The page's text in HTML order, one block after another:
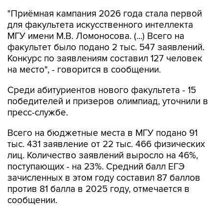
"Приёмная кампания 2026 года стала первой
для факультета искусственного интеллекта
МГУ имени М.В. Ломоносова. (...) Всего на
факультет было подано 2 тыс. 547 заявлений.
Конкурс по заявлениям составил 127 человек
на место", - говорится в сообщении.
Среди абитуриентов нового факультета - 15
победителей и призеров олимпиад, уточнили в
пресс-службе.
Всего на бюджетные места в МГУ подано 91
тыс. 431 заявление от 22 тыс. 466 физических
лиц. Количество заявлений выросло на 46%,
поступающих - на 23%. Средний балл ЕГЭ
зачисленных в этом году составил 87 баллов
против 81 балла в 2025 году, отмечается в
сообщении.